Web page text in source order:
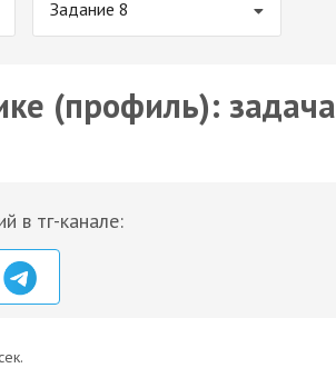
Задание 8
(профиль): задача
в тг-канале: